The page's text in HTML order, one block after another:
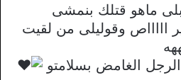
ماهو قتلك بنمشى
وقوليلى من لقيت
الغامض بسلامتو